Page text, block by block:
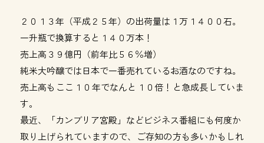
２０１３年（平成２５年）の出荷量は１万１４００石。
一升瓶で換算すると１４０万本！
売上高３９億円（前年比５６％増）
純米大吟醸では日本で一番売れているお酒なのですね。
売上高もここ１０年でなんと１０倍！と急成長していま
す。
最近、「カンブリア宮殿」などビジネス番組にも何度か
取り上げられていますので、ご存知の方も多いかもしれ